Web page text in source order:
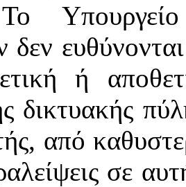
ή
δικτυακής
από
σε